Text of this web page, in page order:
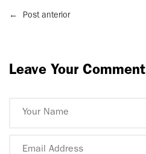
← Post anterior
Leave Your Comment